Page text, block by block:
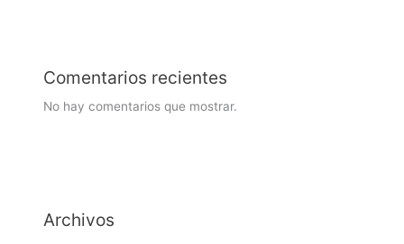
Comentarios recientes
No hay comentarios que mostrar.
Archivos